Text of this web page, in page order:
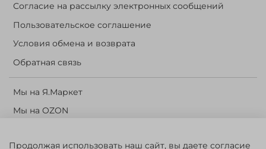
Согласие на рассылку электронных сообщений
Пользовательское соглашение
Условия обмена и возврата
Обратная связь
Мы на Я.Маркет
Мы на OZON
Продолжая использовать наш сайт, вы даете согласие